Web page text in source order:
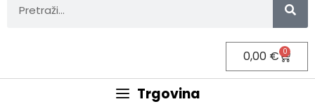
0,00 € 0
Trgovina